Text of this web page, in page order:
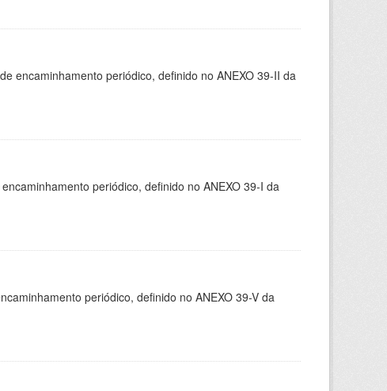
encaminhamento periódico, definido no ANEXO 39-II da
periódico, definido no ANEXO 39-I da
periódico, definido no ANEXO 39-V da